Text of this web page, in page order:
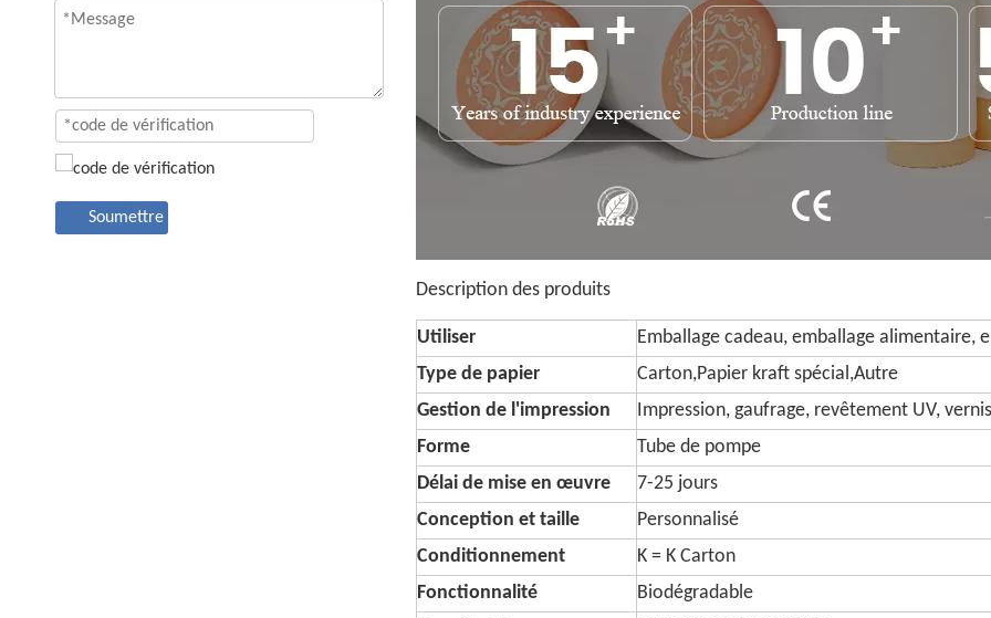
Soumettre
Description des produits
Utiliser
Emballage cadeau, emballage alimentaire,
Type de papier
Carton,Papier kraft spécial,Autre
Gestion de l'impression
Impression, gaufrage, revêtement UV,
Forme
Tube de pompe
Délai de mise en œuvre
7-25 jours
Conception et taille
Personnalisé
Conditionnement
K = K Carton
Fonctionnalité
Biodégradable